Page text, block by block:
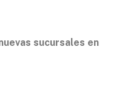
sucursales en